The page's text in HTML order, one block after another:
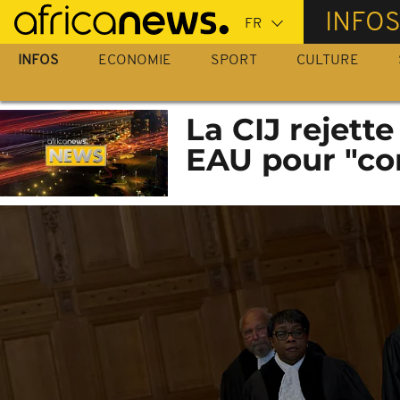
Passer
au
contenu
INFOS
INFOS ECONOMIE SPORT CULTURE
La CIJ
EAU pour